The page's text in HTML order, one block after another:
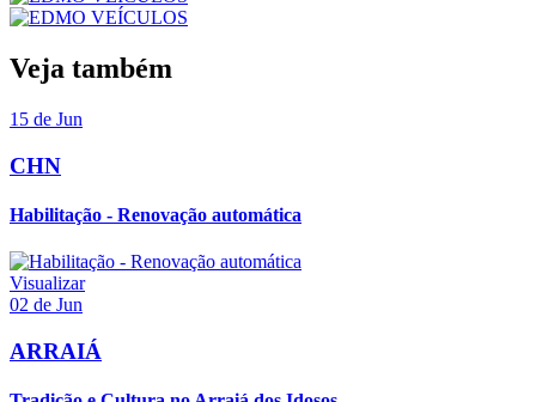
Veja também
15 de Jun
CHN
Habilitação - Renovação automática
Visualizar
02 de Jun
ARRAIÁ